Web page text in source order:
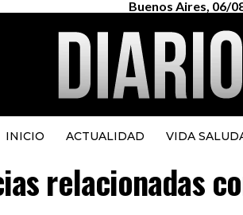
Buenos Aires, 06/
INICIO ACTUALIDAD VIDA
relacionadas